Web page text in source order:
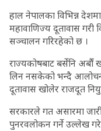
हाल नेपालका विभिन्न
महावाणिज्य दूतावास
सञ्चालन गरिरहेको छ ।
राज्यकोषबाट बर्सेनि
लिन नसकेको भन्दै
दूतावास खोलेर राजदूत
सरकारले गत असारमा
पुनरवलोकन गर्ने उल्लेख